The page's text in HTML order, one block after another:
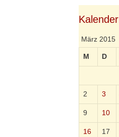
Kalender
März 2015
M D
2 3
9 10
16 17